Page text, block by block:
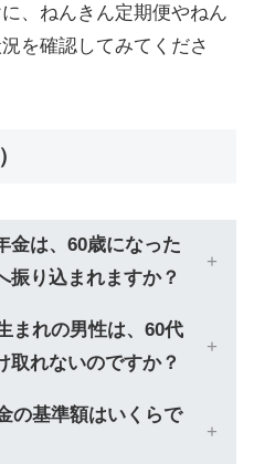
、ねんきん定期便やねん
を確認してみてくださ
金は、60歳になった
振り込まれますか？
まれの男性は、60代
取れないのですか？
の基準額はいくらで